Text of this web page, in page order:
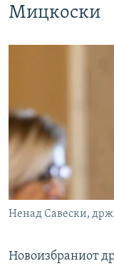
Мицкоски
Ненад Савески,
Новоизбраниот